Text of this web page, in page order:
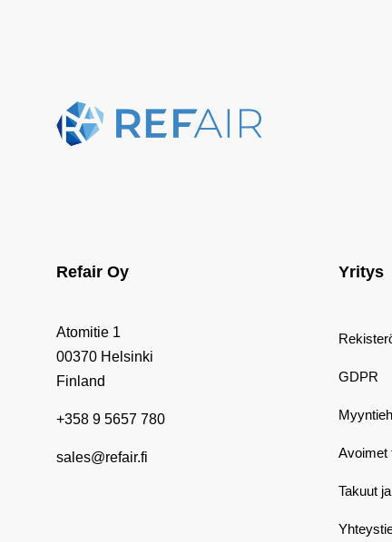
Refair Oy
Atomitie 1
00370 Helsinki
Finland
+358 9 5657 780
sales@refair.fi
Yritys
GDPR
Avoimet
Takuut